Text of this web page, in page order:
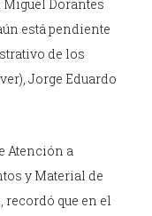
Miguel Dorantes
está pendiente
de los
Jorge Eduardo
Atención a
y Material de
recordó que en el